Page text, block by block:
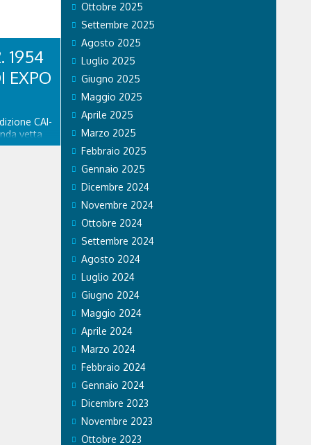
1954
EXPO
CAI-
vetta
Ottobre 2025
Settembre 2025
Agosto 2025
Luglio 2025
Giugno 2025
Maggio 2025
Aprile 2025
Marzo 2025
Febbraio 2025
Gennaio 2025
Dicembre 2024
Novembre 2024
Ottobre 2024
Settembre 2024
Agosto 2024
Luglio 2024
Giugno 2024
Maggio 2024
Aprile 2024
Marzo 2024
Febbraio 2024
Gennaio 2024
Dicembre 2023
Novembre 2023
Ottobre 2023